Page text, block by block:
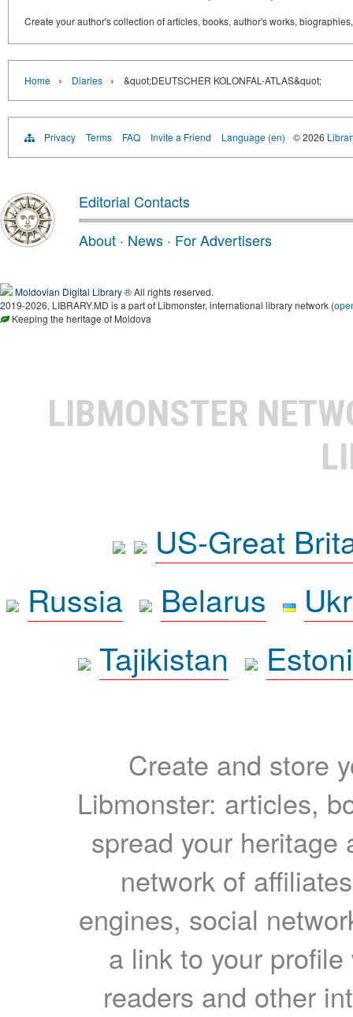
Create your author's collection of articles, books, author's works,
Home › Diaries › &quot;DEUTSCHER KOLONFAL-ATLAS&quot;
Privacy Terms FAQ Invite a Friend Language (en) © 2026
Editorial Contacts
About · News · For Advertisers
Moldovian Digital Library® All rights reserved.
2019-2026, LIBRARY.MD is a part of Libmonster, international library network (
Keeping the heritage of Moldova
LIBMONSTER
US-Great
Russia
Belarus
Tajikistan
Create and store
Libmonster: articles,
spread your heritage
network of
engines, social
a link to your
readers and other